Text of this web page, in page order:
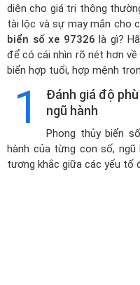
diện cho giá trị thông
tài lộc và sự may mắn cho
biển số xe 97326 là gì?
để có cái nhìn rõ nét hơn
biển hợp tuổi, hợp mệnh
1
Đánh giá độ
ngũ hành
Phong thủy biển
hành của từng con số,
tương khắc giữa các yếu tố